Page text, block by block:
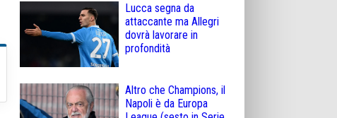
Lucca segna da
attaccante ma Allegri
dovrà lavorare in
profondità
Altro che Champions, il
Napoli è da Europa